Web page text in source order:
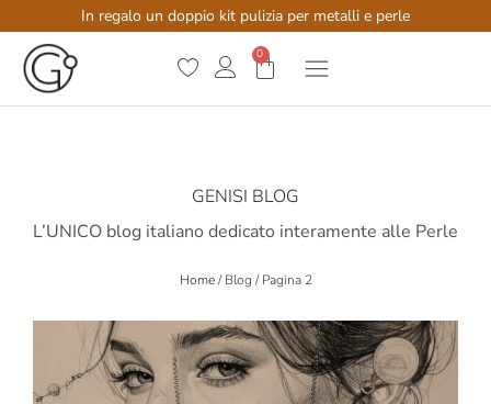
In regalo un doppio kit pulizia per metalli e perle
0
GENISI BLOG
L’UNICO blog italiano dedicato interamente alle Perle
Home/Blog /Pagina 2